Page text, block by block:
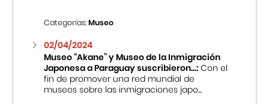
Categorías:Museo
02/04/2024
Museo “Akane” y Museo de la Inmigración
Japonesa a Paraguay suscribieron...:Con el
fin de promover una red mundial de
museos sobre las inmigraciones japo...